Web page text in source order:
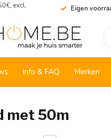
excl. Eigen
Info & FAQ Merken
met 50m